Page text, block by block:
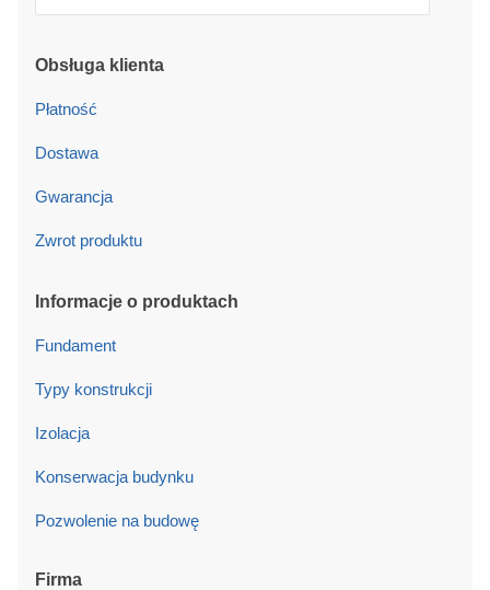
Obsługa klienta
Płatność
Dostawa
Gwarancja
Zwrot produktu
Informacje o produktach
Fundament
Typy konstrukcji
Izolacja
Konserwacja budynku
Pozwolenie na budowę
Firma